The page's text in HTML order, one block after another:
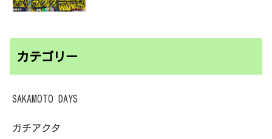
カテゴリー
SAKAMOTO DAYS
ガチアクタ